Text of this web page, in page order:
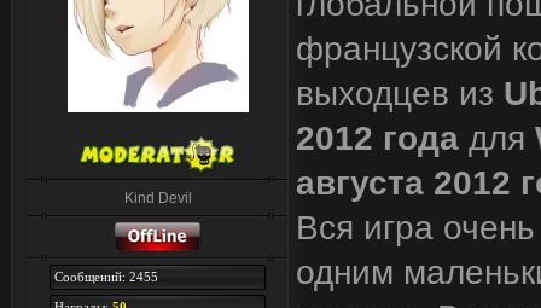
Kind Devil
Сообщений: 2455
французской
выходцев из
2012 года для
августа 2012
Вся игра
одним